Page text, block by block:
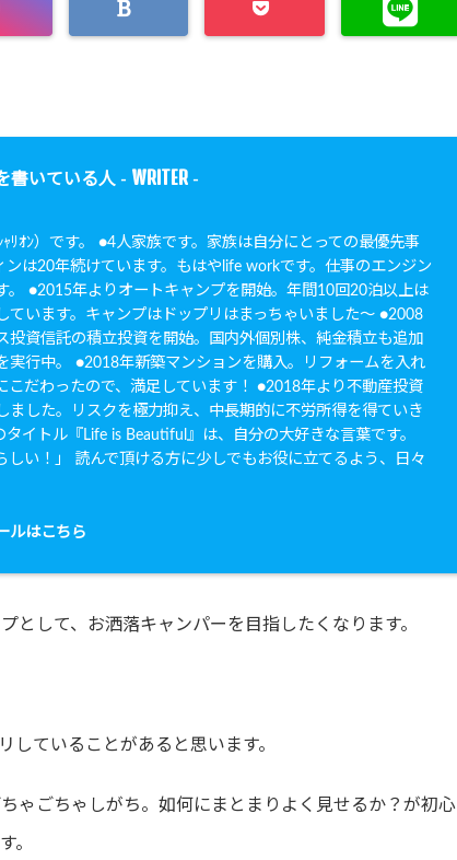
書いている人 - WRITER -
ｬﾘｵﾝ）です。 ●4人家族です。家族は自分にとっての最優先事
ンは20年続けています。もはやlife workです。仕事のエンジン
。 ●2015年よりオートキャンプを開始。年間10回20泊以上は
ています。キャンプはドップリはまっちゃいました〜 ●2008
投資信託の積立投資を開始。国内外個別株、純金積立も追加
実行中。 ●2018年新築マンションを購入。リフォームを入れ
こだわったので、満足しています！ ●2018年より不動産投資
ました。リスクを極力抑え、中長期的に不労所得を得ていき
タイトル『Life is Beautiful』は、自分の大好きな言葉です。
しい！」 読んで頂ける方に少しでもお役に立てるよう、日々
ルはこちら
として、お洒落キャンパーを目指したくなります。
していることがあると思います。
ゃごちゃしがち。如何にまとまりよく見せるか？が初心
。